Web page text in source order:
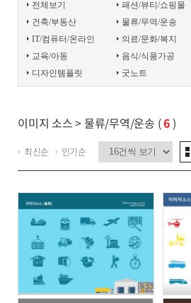
전체보기 패션/뷰티/쇼핑몰
건축/부동산
물류/무역/운송
IT/컴퓨터/온라인
의료/문화/복지
교육/아동
음식/식품가공
디자인템플릿
굿노트
이미지 소스> 물류/무역/운송 (6)
최신순 인기순